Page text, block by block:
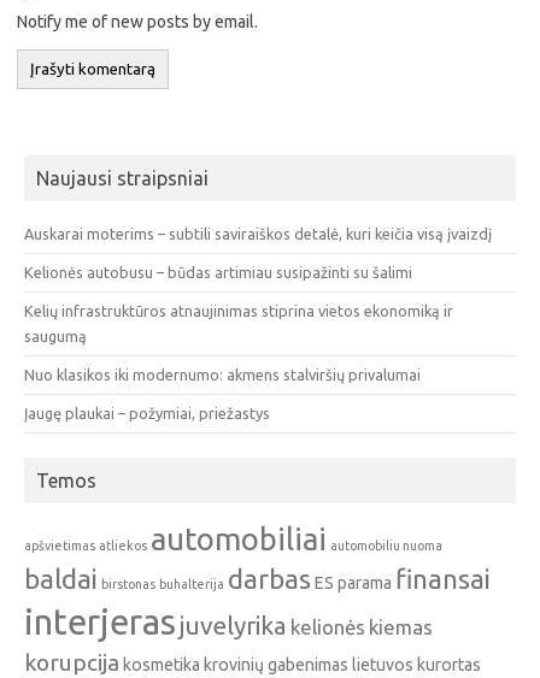
Notify me of new posts by email.
Naujausi straipsniai
Auskarai moterims – subtili saviraiškos detalė, kuri keičia visą įvaizdį
Kelionės autobusu – būdas artimiau susipažinti su šalimi
Kelių infrastruktūros atnaujinimas stiprina vietos ekonomiką ir
saugumą
Nuo klasikos iki modernumo: akmens stalviršių privalumai
Įaugę plaukai – požymiai, priežastys
Temos
apšvietimas atliekos automobiliai automobiliu nuoma
baldai birstonas buhalterija darbas ES parama finansai
interjeras juvelyrika kelionės kiemas
korupcija kosmetika krovinių gabenimas lietuvos kurortas